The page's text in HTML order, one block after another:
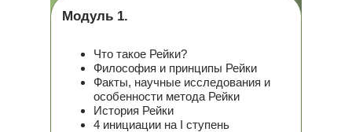
Модуль 1.
Что такое Рейки?
Философия и принципы Рейки
Факты, научные исследования и
особенности метода Рейки
История Рейки
4 инициации на I ступень